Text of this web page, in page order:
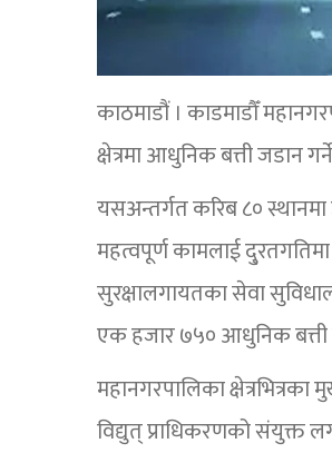
काठमाडौं । काडमाडौँ
क्षेत्रमा आधुनिक बत्ती जडान
यसअन्तर्गत करिब ८० स्थानमा
महत्वपूर्ण कामलाई
सुरक्षालगायतका सेवा
एक हजार ७५० आधुनिक बत्ती
महानगरपालिका
विद्युत् प्राधिकरणको संयुक्त